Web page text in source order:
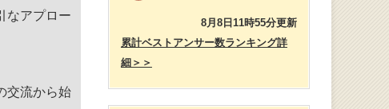
なアプロー
交流から始
8月8日11時55分更新
累計ベストアンサー数ランキング詳
細＞＞